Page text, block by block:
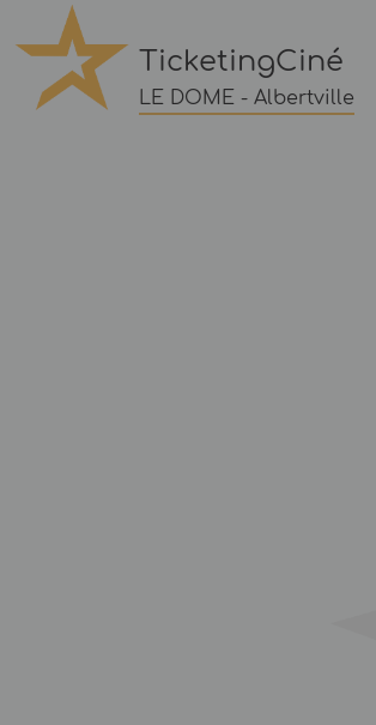
TicketingCiné
LE DOME - Albertville